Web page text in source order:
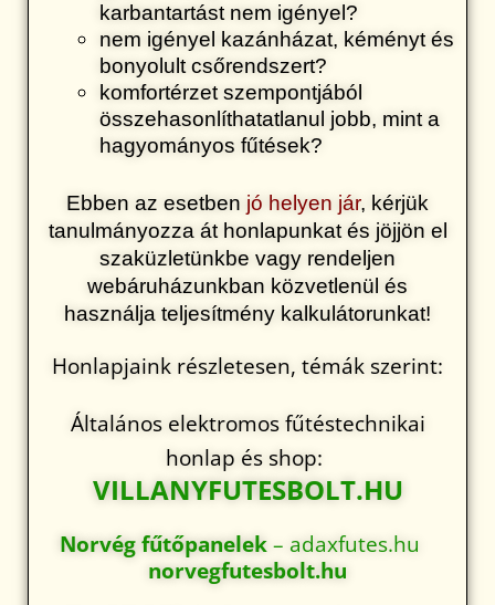
karbantartást nem igényel?
nem igényel kazánházat, kéményt és
bonyolult csőrendszert?
komfortérzet szempontjából
összehasonlíthatatlanul jobb, mint a
hagyományos fűtések?
Ebben az esetben jó helyen jár, kérjük
tanulmányozza át honlapunkat és jöjjön el
szaküzletünkbe vagy rendeljen
webáruházunkban közvetlenül és
használja teljesítmény kalkulátorunkat!
Honlapjaink részletesen, témák szerint:
Általános elektromos fűtéstechnikai
honlap és shop:
VILLANYFUTESBOLT.HU
Norvég fűtőpanelek– adaxfutes.hu
norvegfutesbolt.hu